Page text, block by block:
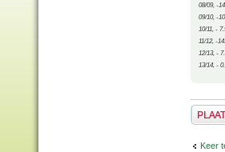
08/09, -
09/10, -
10/11, -
11/12, -
12/13, -
13/14, -
Plaats
Keer